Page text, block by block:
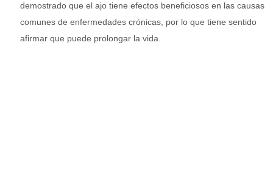
demostrado que el ajo tiene efectos beneficiosos en las causas
comunes de enfermedades crónicas, por lo que tiene sentido
afirmar que puede prolongar la vida.